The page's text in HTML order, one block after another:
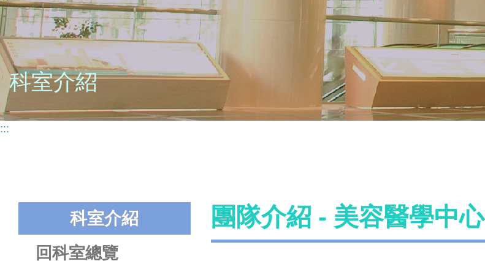
科室介紹
:::
科室介紹
回科室總覽
團隊介紹 - 美容醫學中心